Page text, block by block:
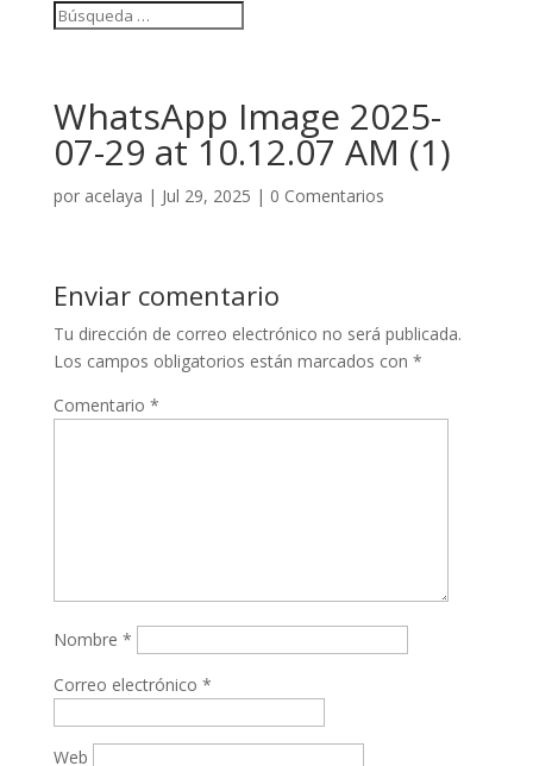
WhatsApp Image 2025-
07-29 at 10.12.07 AM (1)
por acelaya | Jul 29, 2025 | 0 Comentarios
Enviar comentario
Tu dirección de correo electrónico no será publicada.
Los campos obligatorios están marcados con *
Comentario *
Nombre *
Correo electrónico *
Web